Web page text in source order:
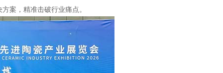
案，精准击破行业痛点。